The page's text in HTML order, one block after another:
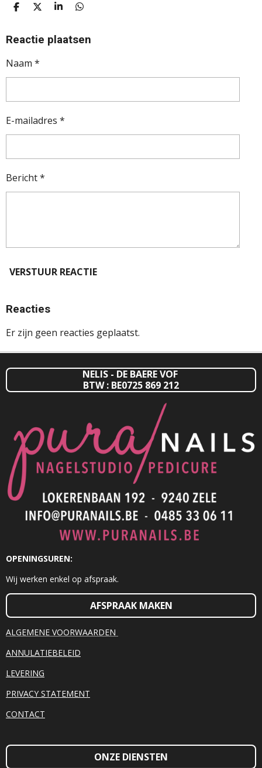
D
E
D
L
S
R
D
E
Reactie plaatsen
Naam *
E-mailadres *
Bericht *
VERSTUUR REACTIE
Reacties
Er zijn geen reacties geplaatst.
NELIS - DE BAERE VOF
BTW : BE0725 869 212
OPENINGSUREN:
Wij werken enkel op afspraak.
AFSPRAAK MAKEN
ALGEMENE VOORWAARDEN
ANNULATIEBELEID
LEVERING
PRIVACY STATEMENT
CONTACT
ONZE DIENSTEN